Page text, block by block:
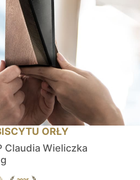
ORŁY
Claudia Wieliczka